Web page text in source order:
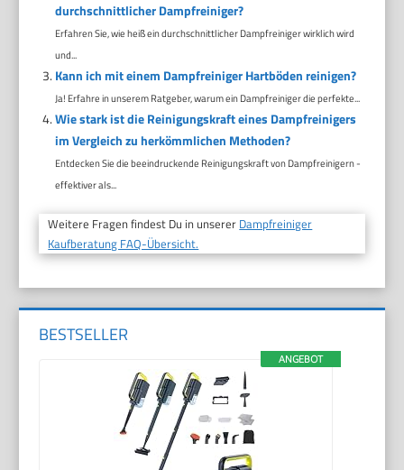
durchschnittlicher Dampfreiniger?
Erfahren Sie, wie heiß ein durchschnittlicher Dampfreiniger wirklich wird
und...
Kann ich mit einem Dampfreiniger Hartböden reinigen?
Ja! Erfahre in unserem Ratgeber, warum ein Dampfreiniger die perfekte...
Wie stark ist die Reinigungskraft eines Dampfreinigers
im Vergleich zu herkömmlichen Methoden?
Entdecken Sie die beeindruckende Reinigungskraft von Dampfreinigern -
effektiver als...
Weitere Fragen findest Du in unserer Dampfreiniger
Kaufberatung FAQ-Übersicht.
BESTSELLER
ANGEBOT